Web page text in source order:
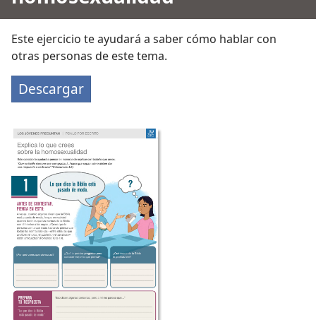
Este ejercicio te ayudará a saber cómo hablar con
otras personas de este tema.
Descargar